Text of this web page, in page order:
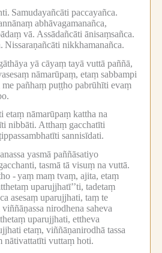
Samudayañcāti paccayañca.
abhāvagamanañca,
vā. Assādañcāti ānisaṃsañca.
Nissaraṇañcāti nikkhamanañca.
yā cāyaṃ tayā vuttā paññā,
nāmarūpaṃ, etaṃ sabbampi
me pañhaṃ puṭṭho pabrūhīti evaṃ
nāmarūpaṃ kattha na
nibbāti. Atthaṃ gacchatīti
sannisīdati.
yasmā paññāsatiyo
tasmā tā visuṃ na vuttā.
-yaṃ maṃ tvaṃ, ajita, etaṃ
uparujjhatī’’ti, tadetaṃ
asesaṃ uparujjhati, taṃ te
viññāṇassa nirodhena saheva
uparujjhati, ettheva
etaṃ, viññāṇanirodhā tassa
nātivattatīti vuttaṃ hoti.